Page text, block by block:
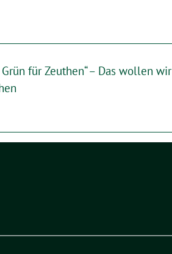
Grün für Zeuthen“ – Das wollen wir